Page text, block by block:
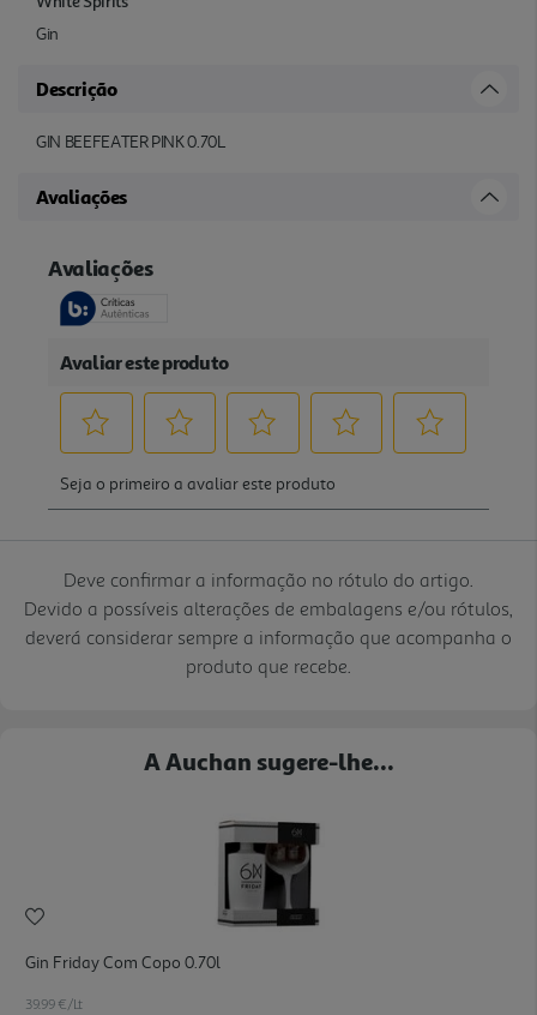
Gin
Descrição
GIN BEEFEATER PINK 0.70L
Avaliações
Deve confirmar a informação no rótulo do artigo.
Devido a possíveis alterações de embalagens e/ou rótulos,
deverá considerar sempre a informação que acompanha o
produto que recebe.
A Auchan sugere-lhe...
Gin Friday Com Copo 0.70l
39.99 €/Lt